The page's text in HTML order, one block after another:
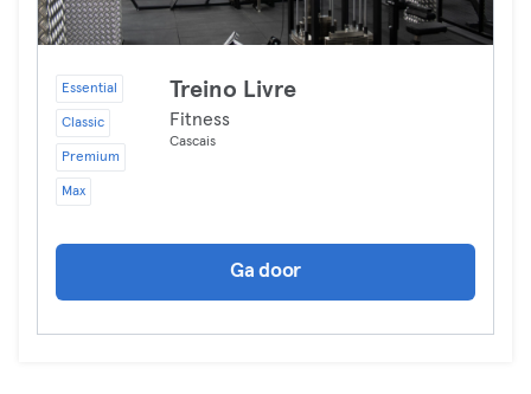
Essential
Classic
Premium
Max
Treino Livre
Fitness
Cascais
Ga door